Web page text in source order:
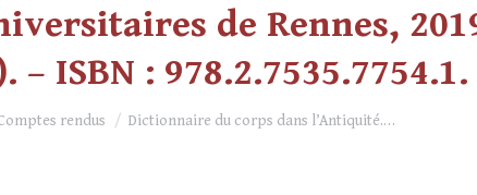
de Rennes,
– ISBN : 978.2.7535.7754.1.
rendus Dictionnaire du corps dans l’Antiquité.…